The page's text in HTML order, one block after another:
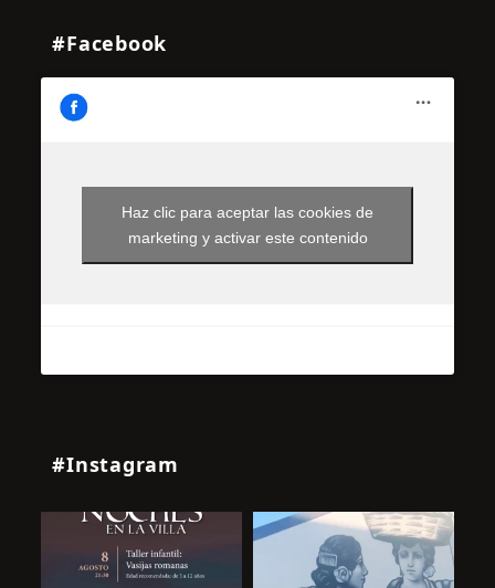
#Facebook
Haz clic para aceptar las cookies de
marketing y activar este contenido
#Instagram